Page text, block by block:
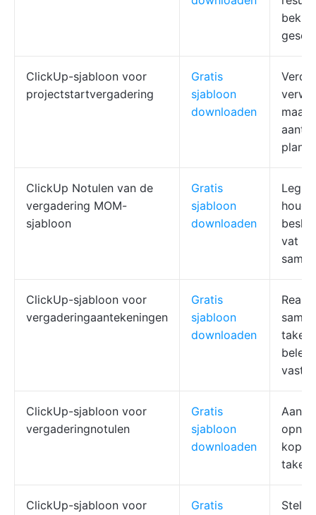
bekijk
ClickUp-sjabloon voor
projectstartvergadering
Gratis
sjabloon
downloaden
maak
plan
ClickUp Notulen van de
vergadering MOM-
sjabloon
Gratis
sjabloon
downloaden
Leg
houd
vat
samen
ClickUp-sjabloon voor
vergaderingaantekeningen
Gratis
sjabloon
downloaden
Real-
taken
ClickUp-sjabloon voor
vergaderingnotulen
Gratis
sjabloon
downloaden
taken
ClickUp-sjabloon voor
Gratis
Stel